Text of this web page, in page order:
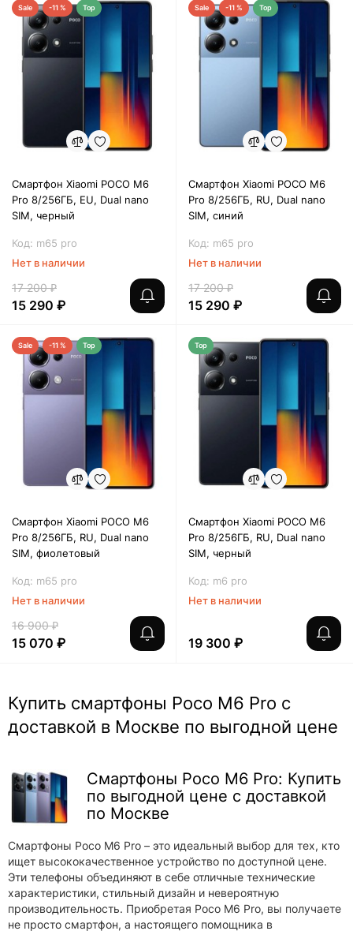
Sale -11 % Top
Смартфон Xiaomi POCO M6
Pro 8/256ГБ, EU, Dual nano
SIM, черный
Код: m65 pro
Нет в наличии
17 200 ₽
15 290 ₽
Sale -11 % Top
Смартфон Xiaomi POCO M6
Pro 8/256ГБ, RU, Dual nano
SIM, синий
Код: m65 pro
Нет в наличии
17 200 ₽
15 290 ₽
Sale -11 % Top
Смартфон Xiaomi POCO M6
Pro 8/256ГБ, RU, Dual nano
SIM, фиолетовый
Код: m65 pro
Нет в наличии
16 900 ₽
15 070 ₽
Top
Смартфон Xiaomi POCO M6
Pro 8/256ГБ, RU, Dual nano
SIM, черный
Код: m6 pro
Нет в наличии
19 300 ₽
Купить смартфоны Poco M6 Pro с
доставкой в Москве по выгодной цене
Смартфоны Poco M6 Pro: Купить
по выгодной цене с доставкой
по Москве
Смартфоны Poco M6 Pro – это идеальный выбор для тех, кто
ищет высококачественное устройство по доступной цене.
Эти телефоны объединяют в себе отличные технические
характеристики, стильный дизайн и невероятную
производительность. Приобретая Poco M6 Pro, вы получаете
не просто смартфон, а настоящего помощника в